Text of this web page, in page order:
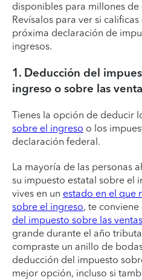
disponibles para millones de
Revísalos para ver si
próxima declaración de
ingresos.
1. Deducción del
ingreso o sobre las
Tienes la opción de deducir
sobre el ingreso o los
declaración federal.
La mayoría de las personas
su impuesto estatal sobre el
vives en un estado en el que
sobre el ingreso, te
del impuesto sobre las ventas
grande durante el año
compraste un anillo de
deducción del impuesto
mejor opción, incluso si